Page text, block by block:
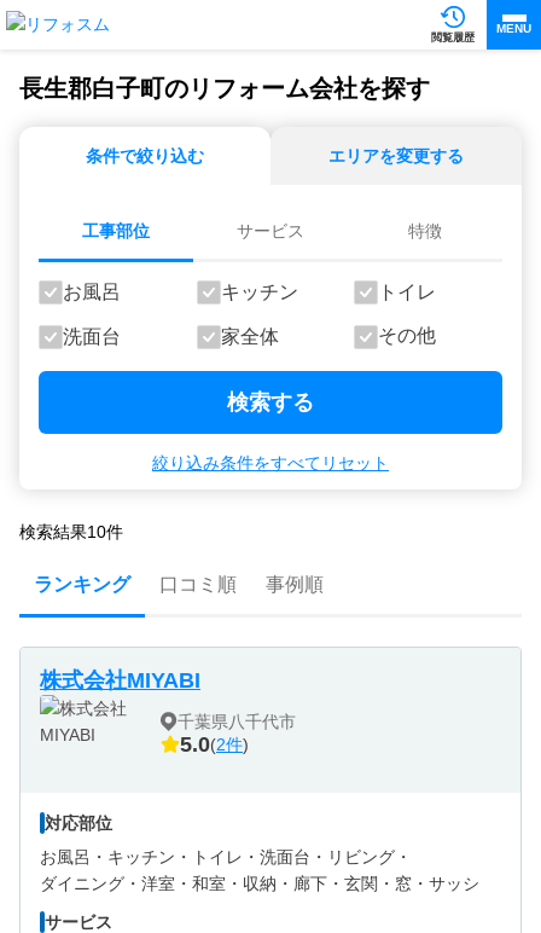
閲覧履歴
MENU
長生郡白子町のリフォーム会社を探す
条件で絞り込む エリアを変更する
工事部位 サービス 特徴
お風呂 キッチン トイレ
洗面台 家全体 その他
検索する
絞り込み条件をすべてリセット
検索結果10件
ランキング 口コミ順 事例順
株式会社MIYABI
千葉県八千代市
5.0(2件)
対応部位
お風呂・ キッチン・ トイレ・ 洗面台・ リビング・
ダイニング・ 洋室・ 和室・ 収納・ 廊下・ 玄関・ 窓・サッシ
サービス